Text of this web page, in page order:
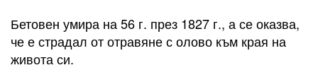
Бетовен умира на 56 г. през 1827 г., а се оказва,
че е страдал от отравяне с олово към края на
живота си.